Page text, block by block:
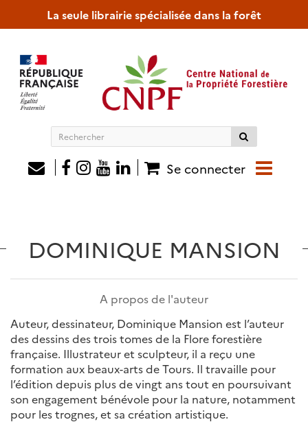
La seule librairie spécialisée dans la forêt
Rechercher
siteSe connecter
DOMINIQUE MANSION
A propos de l'auteur
Auteur, dessinateur, Dominique Mansion est l’auteur
des dessins des trois tomes de la Flore forestière
française. Illustrateur et sculpteur, il a reçu une
formation aux beaux-arts de Tours. Il travaille pour
l’édition depuis plus de vingt ans tout en poursuivant
son engagement bénévole pour la nature, notamment
pour les trognes, et sa création artistique.